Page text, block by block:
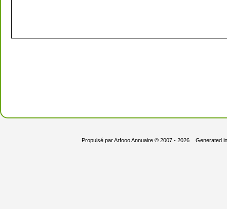
Propulsé parArfooo Annuaire© 2007 - 2026 Generated